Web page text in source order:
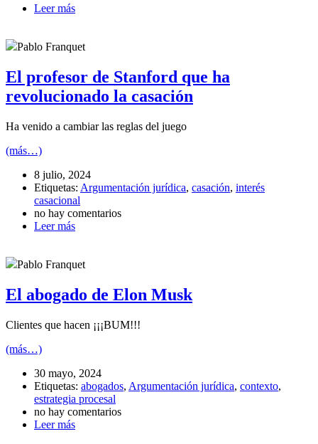
Leer más
Pablo Franquet
El profesor de Stanford que ha
revolucionado la casación
Ha venido a cambiar las reglas del juego
(más…)
8 julio, 2024
Etiquetas: Argumentación jurídica, casación, interés
casacional
no hay comentarios
Leer más
Pablo Franquet
El abogado de Elon Musk
Clientes que hacen ¡¡¡BUM!!!
(más…)
30 mayo, 2024
Etiquetas: abogados, Argumentación jurídica, contexto,
estrategia procesal
no hay comentarios
Leer más